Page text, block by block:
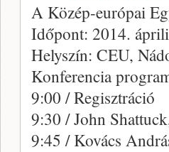
A Közép-európai
Időpont: 2014.
Helyszín: CEU,
Konferencia
9:00 / Regisztráció
9:30 / John
9:45 / Kovács